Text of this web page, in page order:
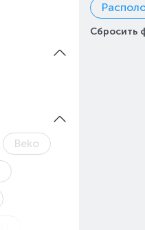
Beko
Сбросить